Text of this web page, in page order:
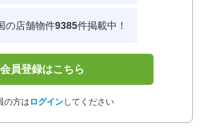
の店舗物件9385件掲載中！
会員登録はこちら
の方は ログインしてください